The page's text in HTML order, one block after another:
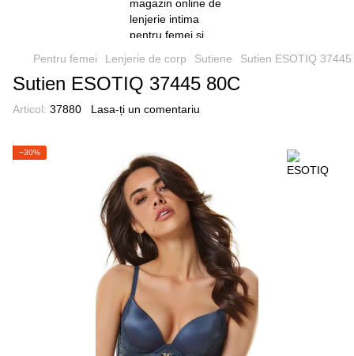
Pentru femei Lenjerie de corp Sutiene Sutien ESOTIQ 37445
Sutien ESOTIQ 37445 80C
Articol: 37880 Lasa-ți un comentariu
−30%